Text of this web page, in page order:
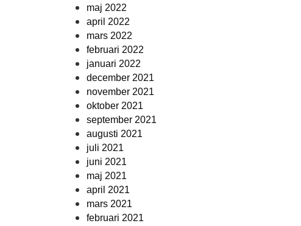
maj 2022
april 2022
mars 2022
februari 2022
januari 2022
december 2021
november 2021
oktober 2021
september 2021
augusti 2021
juli 2021
juni 2021
maj 2021
april 2021
mars 2021
februari 2021